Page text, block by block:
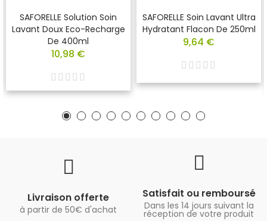
SAFORELLE Solution Soin
Lavant Doux Eco-Recharge
De 400ml
10,98 €
SAFORELLE Soin Lavant Ultra
Hydratant Flacon De 250ml
9,64 €
Livraison offerte
à partir de 50€ d'achat
Satisfait ou remboursé
Dans les 14 jours suivant la
réception de votre produit